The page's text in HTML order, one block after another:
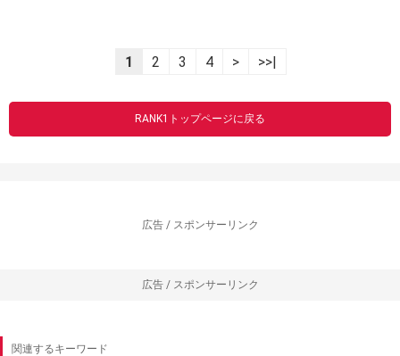
1 2 3 4 > >>|
RANK1トップページに戻る
広告 / スポンサーリンク
広告 / スポンサーリンク
関連するキーワード